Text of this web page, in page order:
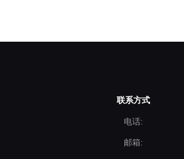
联系方式
电话:
邮箱: